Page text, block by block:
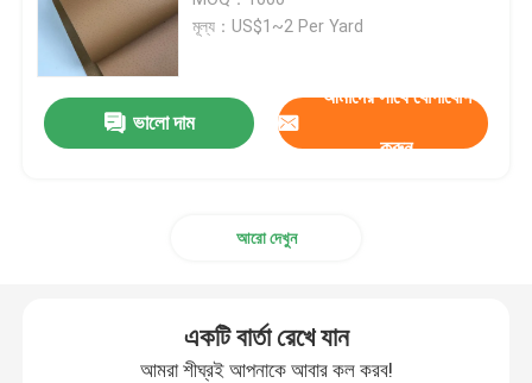
প্যাকেজিং চামড়া
সিলিকন চামড়া কাপড়
মূল্য：US$1~2 Per Yard
ভালো দাম
আমাদের সাথে যোগাযোগ
করুন
আরো দেখুন
একটি বার্তা রেখে যান
আমরা শীঘ্রই আপনাকে আবার কল করব!